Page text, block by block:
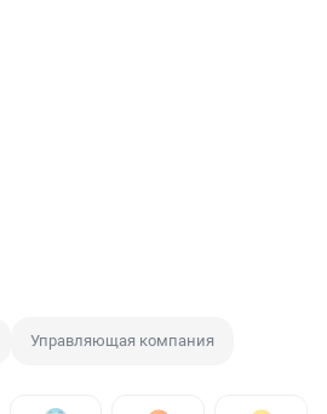
Управляющая компания